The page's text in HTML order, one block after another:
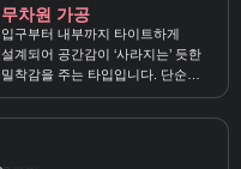
무차원 가공
입구부터 내부까지 타이트하게
설계되어 공간감이 ‘사라지는’ 듯한
밀착감을 주는 타입입니다. 단순
조임을 넘어 빈틈 없이 감싸는
압박감을 원할 때 잘 맞아요.